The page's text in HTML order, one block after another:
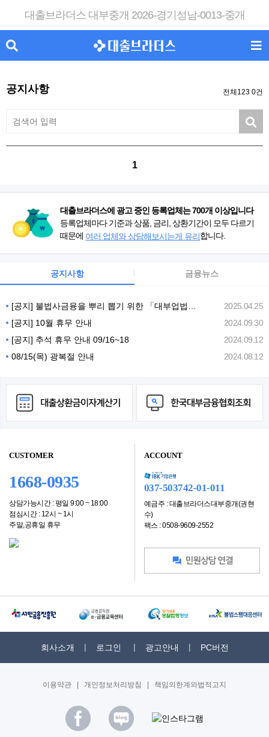
대출브라더스 대부중개 2026-경기성남-0013-중개
공지사항 전체123 0건
1
대출브라더스에 광고 중인 등록업체는 700개 이상입니다
등록업체마다 기준과 상품, 금리, 상환기간이 모두 다르기
때문에 여러 업체와 상담해보시는게 유리합니다.
공지사항 금융뉴스
[공지] 불법사금융을 뿌리 뽑기 위한 「대부업법」 개정안 (25년 7월)
2025.04.25
[공지] 10월 휴무 안내
2024.09.30
[공지] 추석 휴무 안내 09/16~18
2024.09.12
08/15(목) 광복절 안내
2024.08.12
CUSTOMER
1668-0935
상담가능시간 : 평일 9:00 ~ 18:00
점심시간 : 12시 ~ 1시
주말,공휴일 휴무
ACCOUNT
037-503742-01-011
예금주 : 대출브라더스대부중개(권현
수)
팩스 : 0508-9609-2552
회사소개 로그인 광고안내 PC버전
이용약관 개인정보처리방침 책임의한계와법적고지